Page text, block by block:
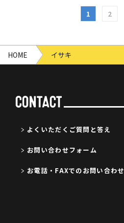
1 2
HOME イサキ
よくいただくご質問と答え
お問い合わせフォーム
お電話・FAXでのお問い合わせ